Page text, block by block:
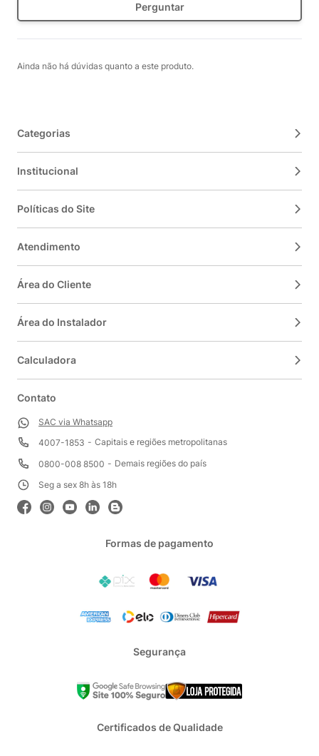
Perguntar
Ainda não há dúvidas quanto a este produto.
Categorias
Institucional
Políticas do Site
Atendimento
Área do Cliente
Área do Instalador
Calculadora
Contato
SAC via Whatsapp
4007-1853
Capitais e regiões metropolitanas
0800-008 8500
Demais regiões do país
Seg a sex 8h às 18h
Formas de pagamento
Segurança
Certificados de Qualidade